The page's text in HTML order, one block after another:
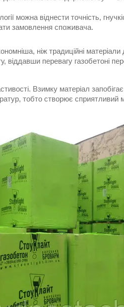
можна віднести точність,
замовлення споживача.
ніж традиційні
віддавши перевагу газобетоні
Взимку матеріал
тобто створює сприятливий